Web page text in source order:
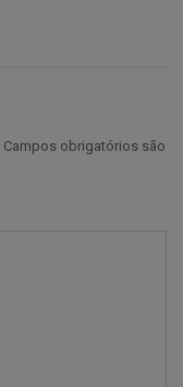
Campos obrigatórios são